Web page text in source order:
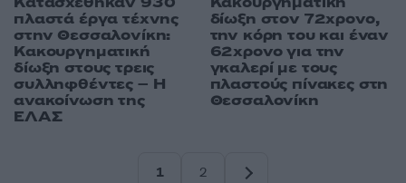
πλαστά έργα τέχνης
στην Θεσσαλονίκη:
Κακουργηματική
δίωξη στους τρεις
συλληφθέντες – Η
ανακοίνωση της
ΕΛΑΣ
δίωξη στον 72χρονο,
την κόρη του και έναν
62χρονο για την
γκαλερί με τους
πλαστούς πίνακες στη
Θεσσαλονίκη
1
2